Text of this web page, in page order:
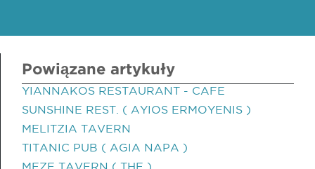
Powiązane artykuły
YIANNAKOS RESTAURANT - CAFE
SUNSHINE REST. ( AYIOS ERMOYENIS )
MELITZIA TAVERN
TITANIC PUB ( AGIA NAPA )
MEZE TAVERN ( THE )